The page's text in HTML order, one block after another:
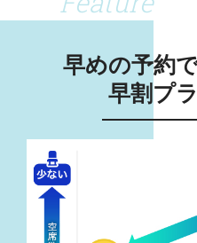
早めの予約
早割プ